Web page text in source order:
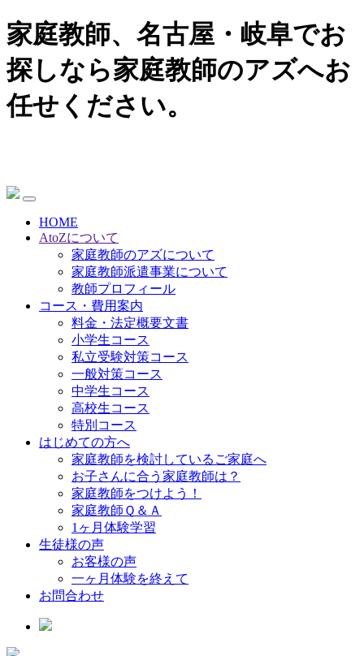
家庭教師、名古屋・岐阜でお
探しなら家庭教師のアズへお
任せください。
HOME
AtoZについて
家庭教師のアズについて
家庭教師派遣事業について
教師プロフィール
コース・費用案内
料金・法定概要文書
小学生コース
私立受験対策コース
一般対策コース
中学生コース
高校生コース
特別コース
はじめての方へ
家庭教師を検討しているご家庭へ
お子さんに合う家庭教師は？
家庭教師をつけよう！
家庭教師Ｑ＆Ａ
1ヶ月体験学習
生徒様の声
お客様の声
一ヶ月体験を終えて
お問合わせ